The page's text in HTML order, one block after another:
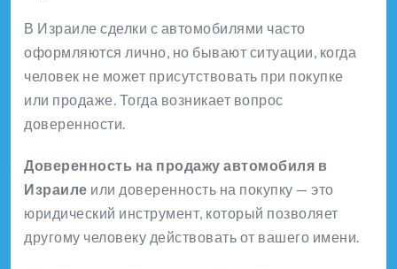
В Израиле сделки с автомобилями часто
оформляются лично, но бывают ситуации, когда
человек не может присутствовать при покупке
или продаже. Тогда возникает вопрос
доверенности.
Доверенность на продажу автомобиля в
Израиле или доверенность на покупку — это
юридический инструмент, который позволяет
другому человеку действовать от вашего имени.